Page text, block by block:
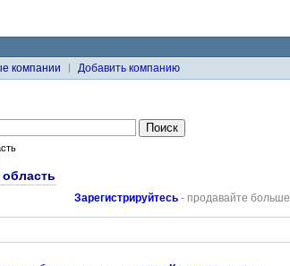
компании
Добавить компанию
Зарегистрируйтесь - продавайте больше